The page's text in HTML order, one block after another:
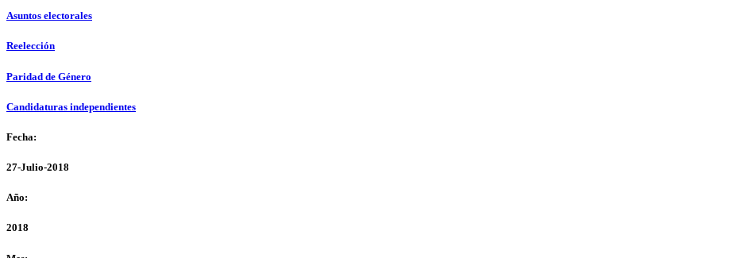
Asuntos electorales
Reelección
Paridad de Género
Candidaturas independientes
Fecha:
27-Julio-2018
Año:
2018